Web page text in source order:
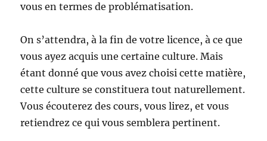
vous en termes de problématisation.
On s’attendra, à la fin de votre licence, à ce que
vous ayez acquis une certaine culture. Mais
étant donné que vous avez choisi cette matière,
cette culture se constituera tout naturellement.
Vous écouterez des cours, vous lirez, et vous
retiendrez ce qui vous semblera pertinent.